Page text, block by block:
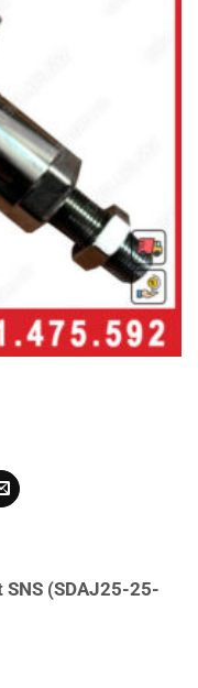
(SDAJ25-25-